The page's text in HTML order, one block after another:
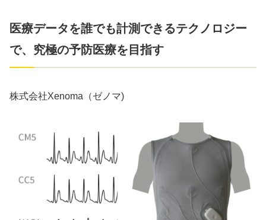
医療データを誰でも計測できるテクノロジー
で、究極の予防医療を目指す
株式会社Xenoma（ゼノマ)